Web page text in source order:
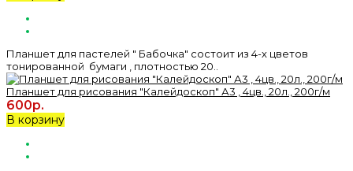
Планшет для пастелей " Бабочка" состоит из 4-х цветов
тонированной бумаги , плотностью 20..
Планшет для рисования "Калейдоскоп" А3 , 4цв., 20л., 200г/м
600р.
В корзину